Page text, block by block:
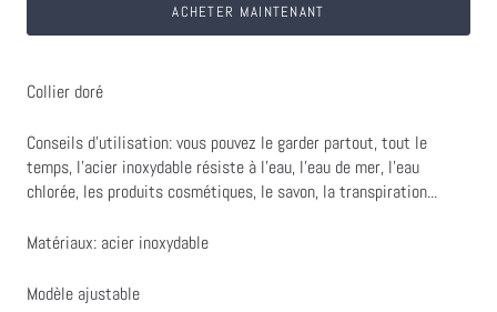
ACHETER MAINTENANT
Collier doré
Conseils d'utilisation: vous pouvez le garder partout, tout le
temps, l'acier inoxydable résiste à l'eau, l'eau de mer, l'eau
chlorée, les produits cosmétiques, le savon, la transpiration...
Matériaux: acier inoxydable
Modèle ajustable